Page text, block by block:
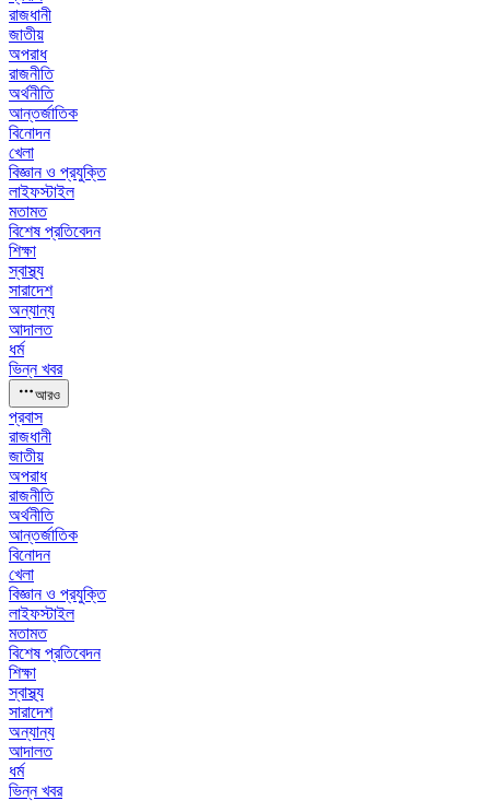
রাজধানী
জাতীয়
অপরাধ
রাজনীতি
অর্থনীতি
আন্তর্জাতিক
বিনোদন
খেলা
বিজ্ঞান ও প্রযুক্তি
লাইফস্টাইল
মতামত
বিশেষ প্রতিবেদন
শিক্ষা
স্বাস্থ্য
সারাদেশ
অন্যান্য
আদালত
ধর্ম
ভিন্ন খবর
আরও
প্রবাস
রাজধানী
জাতীয়
অপরাধ
রাজনীতি
অর্থনীতি
আন্তর্জাতিক
বিনোদন
খেলা
বিজ্ঞান ও প্রযুক্তি
লাইফস্টাইল
মতামত
বিশেষ প্রতিবেদন
শিক্ষা
স্বাস্থ্য
সারাদেশ
অন্যান্য
আদালত
ধর্ম
ভিন্ন খবর